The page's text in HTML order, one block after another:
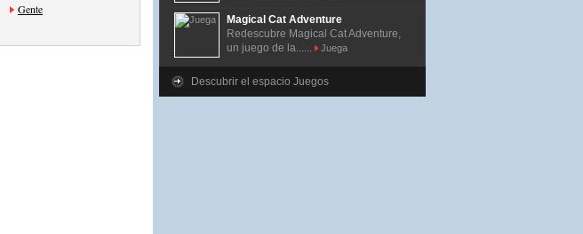
Gente
Magical Cat Adventure
Redescubre Magical Cat Adventure,
un juego de la......
Juega
Descubrir el espacio Juegos